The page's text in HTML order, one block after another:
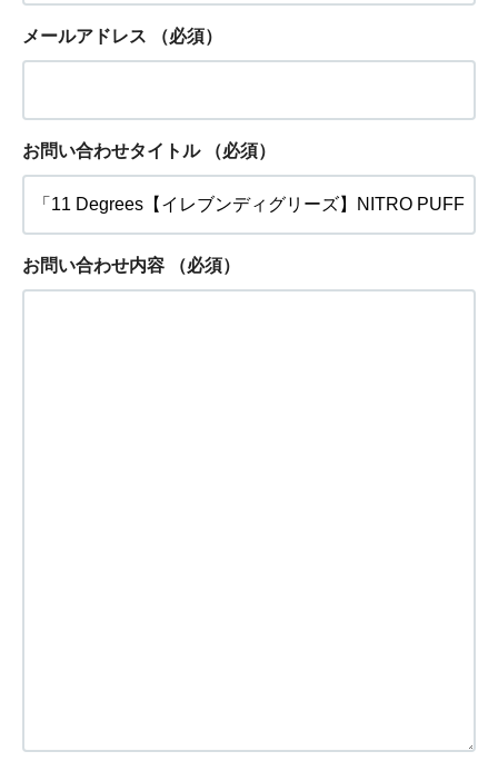
メールアドレス （必須）
お問い合わせタイトル （必須）
お問い合わせ内容 （必須）